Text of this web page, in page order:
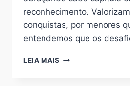
reconhecimento.
conquistas, por menores
entendemos que os
LEIA MAIS LH